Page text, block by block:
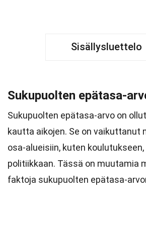
Sisällysluettelo
Sukupuolten epätasa-
Sukupuolten epätasa-arvo on
kautta aikojen. Se on vaikuttanut
osa-alueisiin, kuten
politiikkaan. Tässä on muutamia
faktoja sukupuolten epätasa-